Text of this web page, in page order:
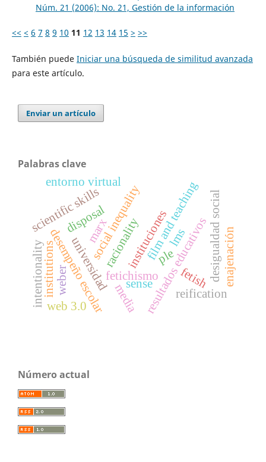
Núm. 21 (2006): No. 21, Gestión de la información
<< < 6 7 8 9 10 11 12 13 14 15 > >>
También puede Iniciar una búsqueda de similitud avanzada
para este artículo.
Enviar un artículo
Palabras clave
universidadfetichismoresultados educativos
desempeño escolar
social inequality desigualdad social
racionality
weber
institutions instituciones
fetish
disposal
reification
enajenación
marx
media
film and teaching
scientific skills
ple
lms
entorno virtual
web 3.0
intentionality sense
Número actual